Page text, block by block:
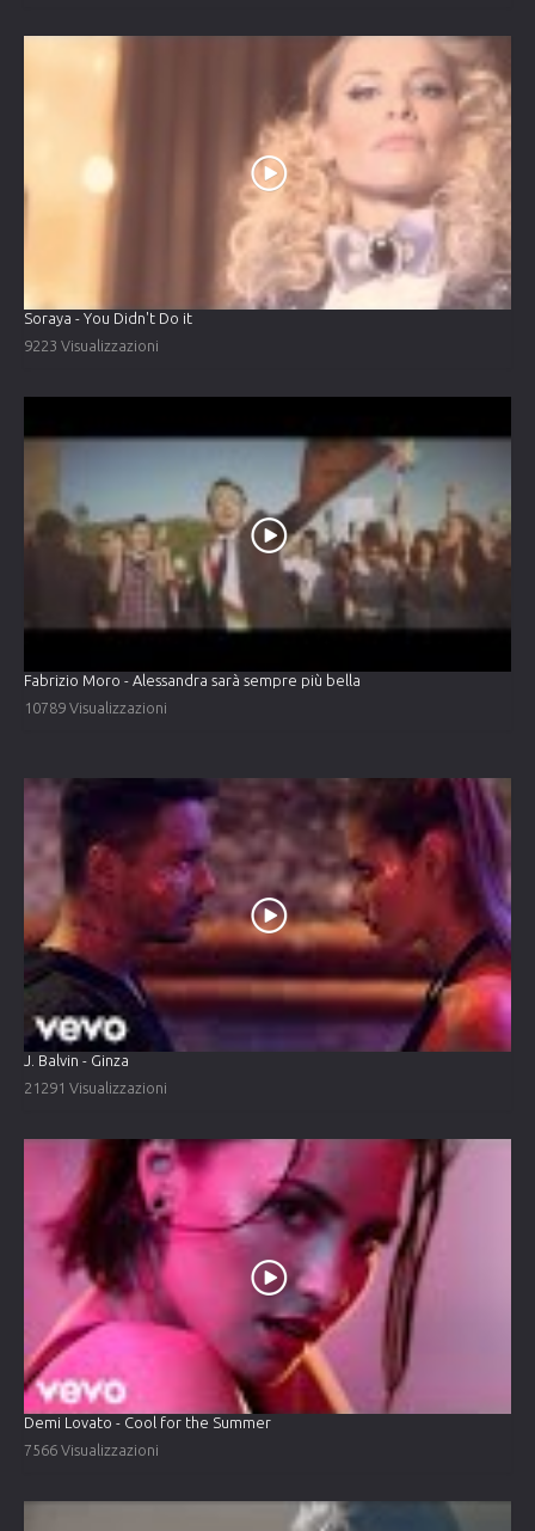
Soraya - You Didn't Do it
9223 Visualizzazioni
Fabrizio Moro - Alessandra sarà sempre più bella
10789 Visualizzazioni
J. Balvin - Ginza
21291 Visualizzazioni
Demi Lovato - Cool for the Summer
7566 Visualizzazioni